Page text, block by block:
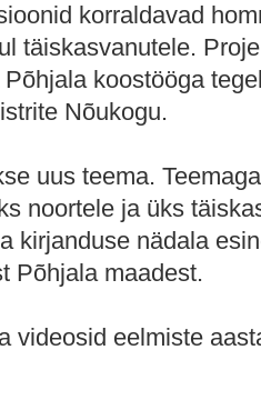
korraldavad
täiskasvanutele.
koostööga
Nõukogu.
uus teema.
noortele ja üks
kirjanduse nädala
Põhjala maadest.
videosid eelmiste